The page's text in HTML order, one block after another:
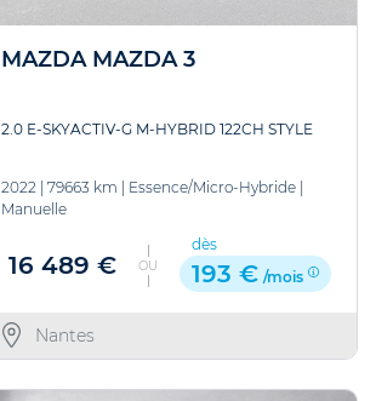
MAZDA MAZDA 3
2.0 E-SKYACTIV-G M-HYBRID 122CH STYLE
2022| 79663 km Essence/Micro-Hybride|
Manuelle
16 489 € OU
dès
193 € /mois
Nantes